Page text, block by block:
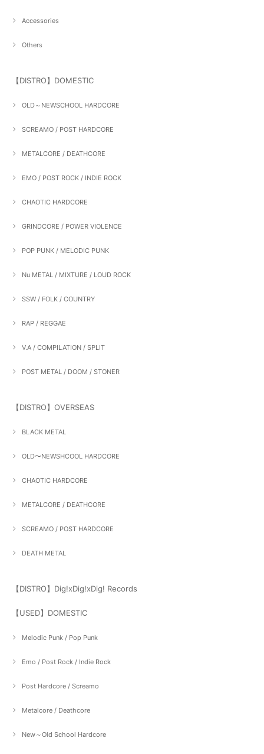
Accessories
Others
【DISTRO】DOMESTIC
OLD～NEWSCHOOL HARDCORE
SCREAMO / POST HARDCORE
METALCORE / DEATHCORE
EMO / POST ROCK / INDIE ROCK
CHAOTIC HARDCORE
GRINDCORE / POWER VIOLENCE
POP PUNK / MELODIC PUNK
Nu METAL / MIXTURE / LOUD ROCK
SSW / FOLK / COUNTRY
RAP / REGGAE
V.A / COMPILATION / SPLIT
POST METAL / DOOM / STONER
【DISTRO】OVERSEAS
BLACK METAL
OLD〜NEWSHCOOL HARDCORE
CHAOTIC HARDCORE
METALCORE / DEATHCORE
SCREAMO / POST HARDCORE
DEATH METAL
【DISTRO】Dig!xDig!xDig! Records
【USED】DOMESTIC
Melodic Punk / Pop Punk
Emo / Post Rock / Indie Rock
Post Hardcore / Screamo
Metalcore / Deathcore
New～Old School Hardcore